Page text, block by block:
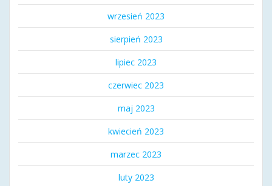
wrzesień 2023
sierpień 2023
lipiec 2023
czerwiec 2023
maj 2023
kwiecień 2023
marzec 2023
luty 2023